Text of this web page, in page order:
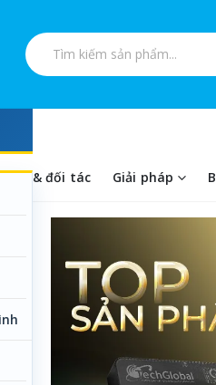
Tìm kiếm sản phẩm
lý & đối tác Giải pháp
thiết